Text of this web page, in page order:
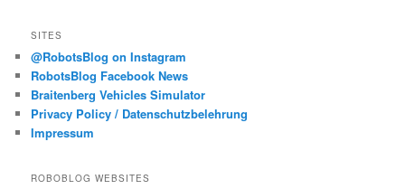
SITES
@RobotsBlog on Instagram
RobotsBlog Facebook News
Braitenberg Vehicles Simulator
Privacy Policy / Datenschutzbelehrung
Impressum
ROBOBLOG WEBSITES